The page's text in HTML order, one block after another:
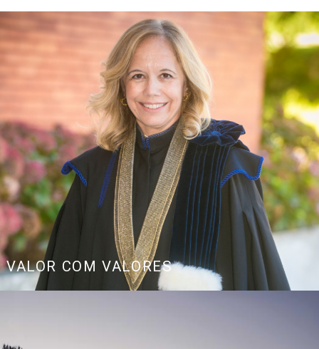
Link
VALOR COM VALORES